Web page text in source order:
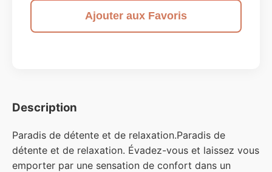
Ajouter aux Favoris
Description
Paradis de détente et de relaxation.Paradis de
détente et de relaxation. Évadez-vous et laissez vous
emporter par une sensation de confort dans un